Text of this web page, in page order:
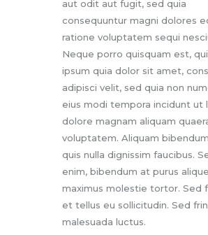
aut odit aut fugit, sed quia
consequuntur magni dolores
ratione voluptatem sequi
Neque porro quisquam est,
ipsum quia dolor sit amet,
adipisci velit, sed quia non
eius modi tempora incidunt ut
dolore magnam aliquam
voluptatem. Aliquam
quis nulla dignissim faucibus.
enim, bibendum at purus
maximus molestie tortor. Sed
et tellus eu sollicitudin. Sed
malesuada luctus.